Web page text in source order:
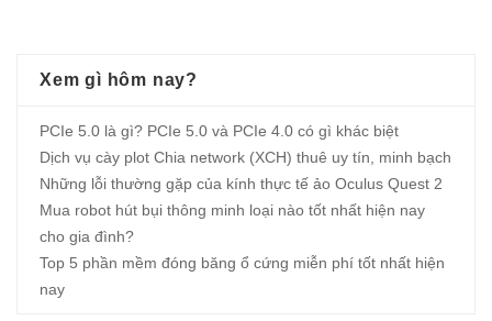
Xem gì hôm nay?
PCIe 5.0 là gì? PCIe 5.0 và PCIe 4.0 có gì khác biệt
Dịch vụ cày plot Chia network (XCH) thuê uy tín, minh bạch
Những lỗi thường gặp của kính thực tế ảo Oculus Quest 2
Mua robot hút bụi thông minh loại nào tốt nhất hiện nay
cho gia đình?
Top 5 phần mềm đóng băng ổ cứng miễn phí tốt nhất hiện
nay